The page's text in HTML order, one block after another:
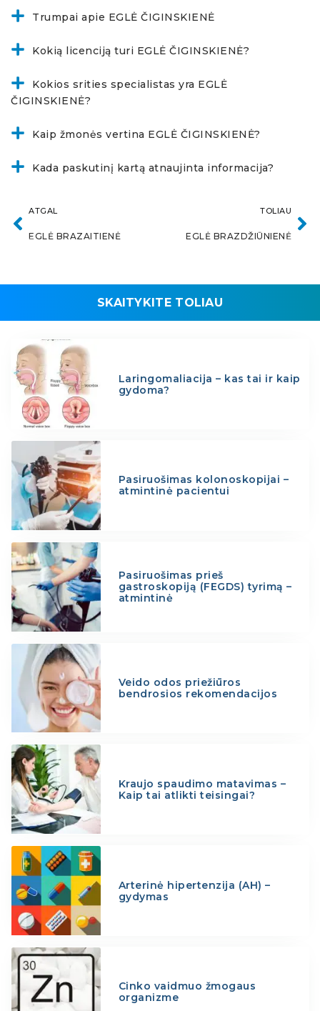
Trumpai apie EGLĖ ČIGINSKIENĖ
Kokią licenciją turi EGLĖ ČIGINSKIENĖ?
Kokios srities specialistas yra EGLĖ
ČIGINSKIENĖ?
Kaip žmonės vertina EGLĖ ČIGINSKIENĖ?
Kada paskutinį kartą atnaujinta informacija?
ATGAL
EGLĖ BRAZAITIENĖ
TOLIAU
EGLĖ BRAZDŽIŪNIENĖ
SKAITYKITE TOLIAU
Laringomaliacija – kas tai ir kaip
gydoma?
Pasiruošimas kolonoskopijai –
atmintinė pacientui
Pasiruošimas prieš
gastroskopiją (FEGDS) tyrimą –
atmintinė
Veido odos priežiūros
bendrosios rekomendacijos
Kraujo spaudimo matavimas –
Kaip tai atlikti teisingai?
Arterinė hipertenzija (AH) –
gydymas
Cinko vaidmuo žmogaus
organizme